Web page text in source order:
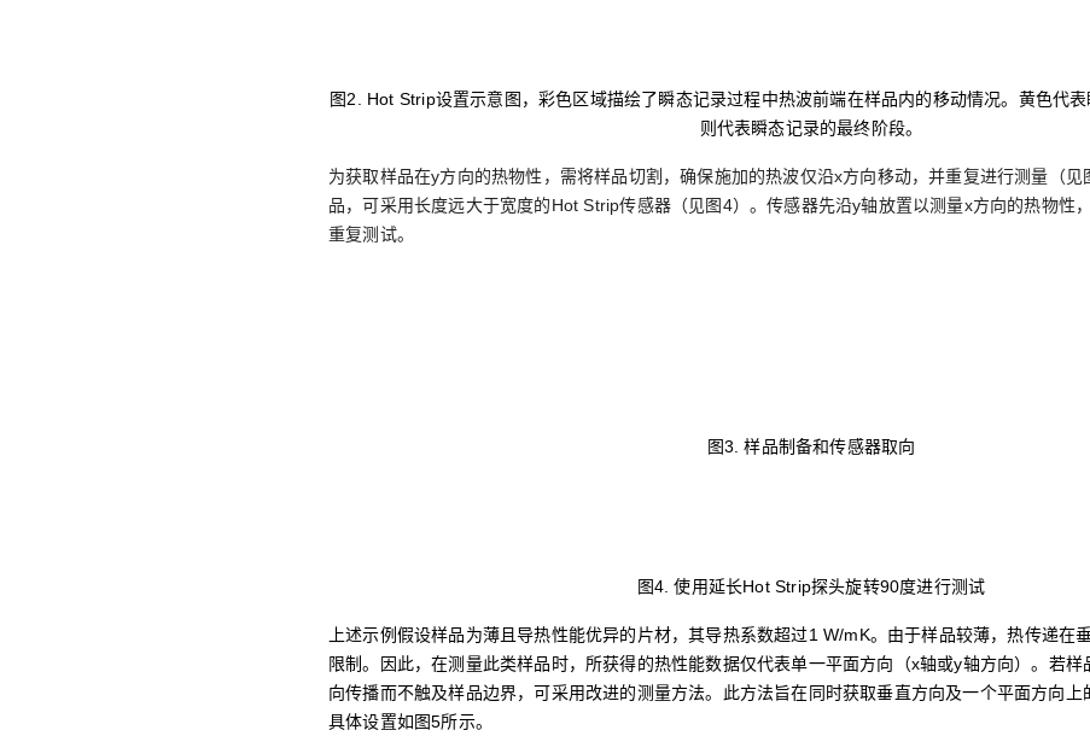
图2. Hot Strip设置示意图，彩色区域描绘了瞬态记录过程中热波前端在样品内的移动情况。‌黄色‌代
则代表瞬态记录的最终阶段。
为获取样品在y方向的热物性，需将样品切割，确保施加的热波仅沿x方向移动，并重复进行测量（
品，可采用长度远大于宽度的Hot Strip传感器（见图4）。传感器先沿y轴放置以测量x方向的热物性
重复测试。
图3. 样品制备和传感器取向
图4. 使用延长Hot Strip探头旋转90度进行测试
上述示例假设样品为薄且导热性能优异的片材，其导热系数超过1 W/mK。由于样品较薄，热传递在
限制。因此，在测量此类样品时，所获得的热性能数据仅代表单一平面方向（x轴或y轴方向）。若
向传播而不触及样品边界，可采用改进的测量方法。此方法旨在同时获取垂直方向及一个平面方向上
具体设置如图5所示。